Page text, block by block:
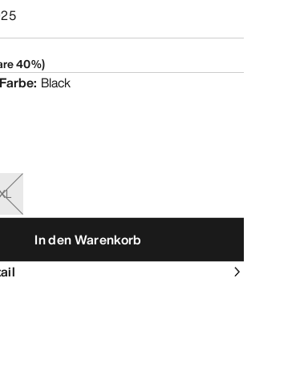
40%)
: Black
In den Warenkorb